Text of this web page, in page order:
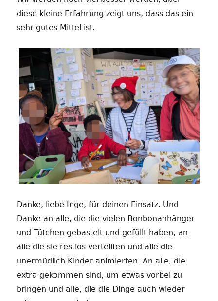
diese kleine Erfahrung zeigt uns, dass das ein
sehr gutes Mittel ist.
Danke, liebe Inge, für deinen Einsatz. Und
Danke an alle, die die vielen Bonbonanhänger
und Tütchen gebastelt und gefüllt haben, an
alle die sie restlos verteilten und alle die
unermüdlich Kinder animierten. An alle, die
extra gekommen sind, um etwas vorbei zu
bringen und alle, die die Dinge auch wieder